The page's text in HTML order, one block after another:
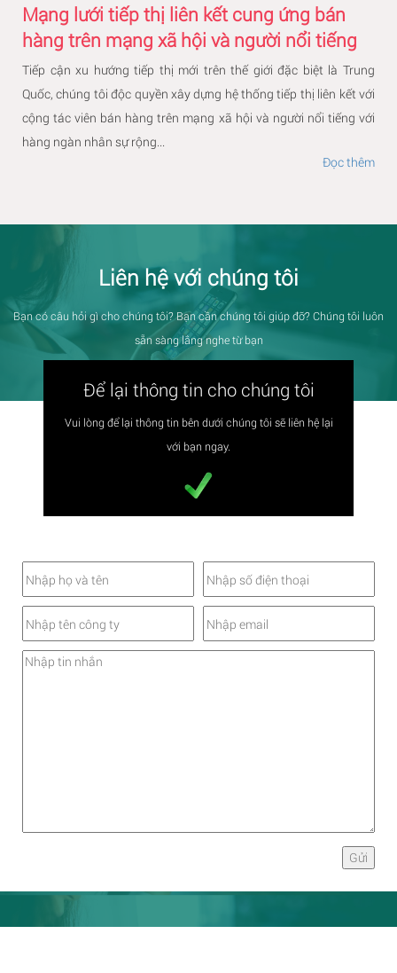
Mạng lưới tiếp thị liên kết cung ứng bán
hàng trên mạng xã hội và người nổi tiếng
Tiếp cận xu hướng tiếp thị mới trên thế giới đặc biệt là Trung
Quốc, chúng tôi độc quyền xây dựng hệ thống tiếp thị liên kết với
cộng tác viên bán hàng trên mạng xã hội và người nổi tiếng với
hàng ngàn nhân sự rộng...
Đọc thêm
Liên hệ với chúng tôi
Bạn có câu hỏi gì cho chúng tôi? Bạn cần chúng tôi giúp đỡ? Chúng tôi luôn
sẵn sàng lắng nghe từ bạn
Để lại thông tin cho chúng tôi
Vui lòng để lại thông tin bên dưới chúng tôi sẽ liên hệ lại
với bạn ngay.